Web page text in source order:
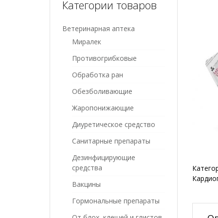
Категории товаров
Ветеринарная аптека
Миралек
Противогрибковые
Обработка ран
Обезболивающие
Жаропонижающие
Диуретическое средство
Санитарные препараты
Дезинфицирующие
средства
Вакцины
Гормональные препараты